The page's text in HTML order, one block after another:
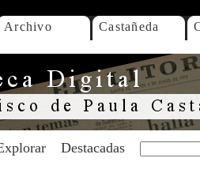
Archivo Castañeda
Destacadas